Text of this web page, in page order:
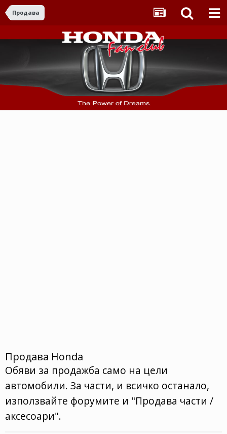
Продава
Продава Honda
Обяви за продажба само на цели
автомобили. За части, и всичко останало,
използвайте форумите и "Продава части /
аксесоари".